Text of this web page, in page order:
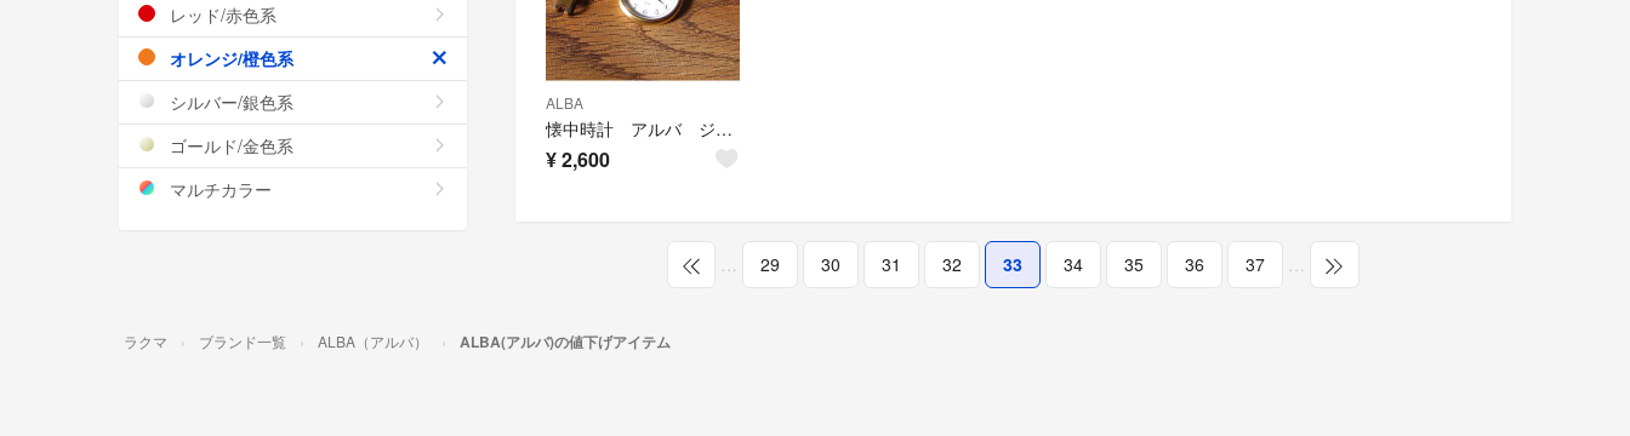
ALBA
懐中時計 アルバ ジャンク品
¥2,600
29 30 31 32 33 34 35 36 37
レッド/赤色系
オレンジ/橙色系
シルバー/銀色系
ゴールド/金色系
マルチカラー
ラクマ ブランド一覧 ALBA（アルバ） ALBA(アルバ)の値下げアイテム